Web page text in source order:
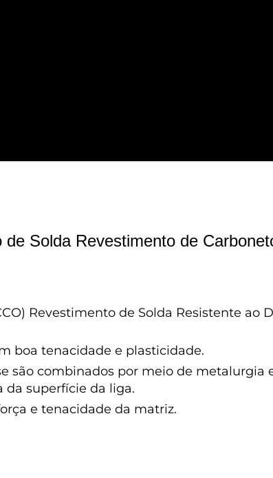
Solda Revestimento de
Revestimento de Solda Resistente ao
boa tenacidade e plasticidade.
são combinados por meio de
da superfície da liga.
e tenacidade da matriz.